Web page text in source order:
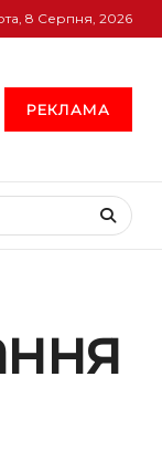
8 Серпня, 2026
РЕКЛАМА